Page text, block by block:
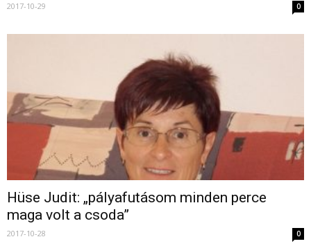
2017-10-29 0
Hüse Judit: „pályafutásom minden perce
maga volt a csoda”
2017-10-28 0